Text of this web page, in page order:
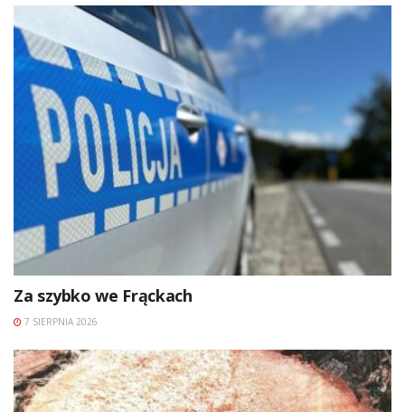
Za szybko we Frąckach
7 SIERPNIA 2026